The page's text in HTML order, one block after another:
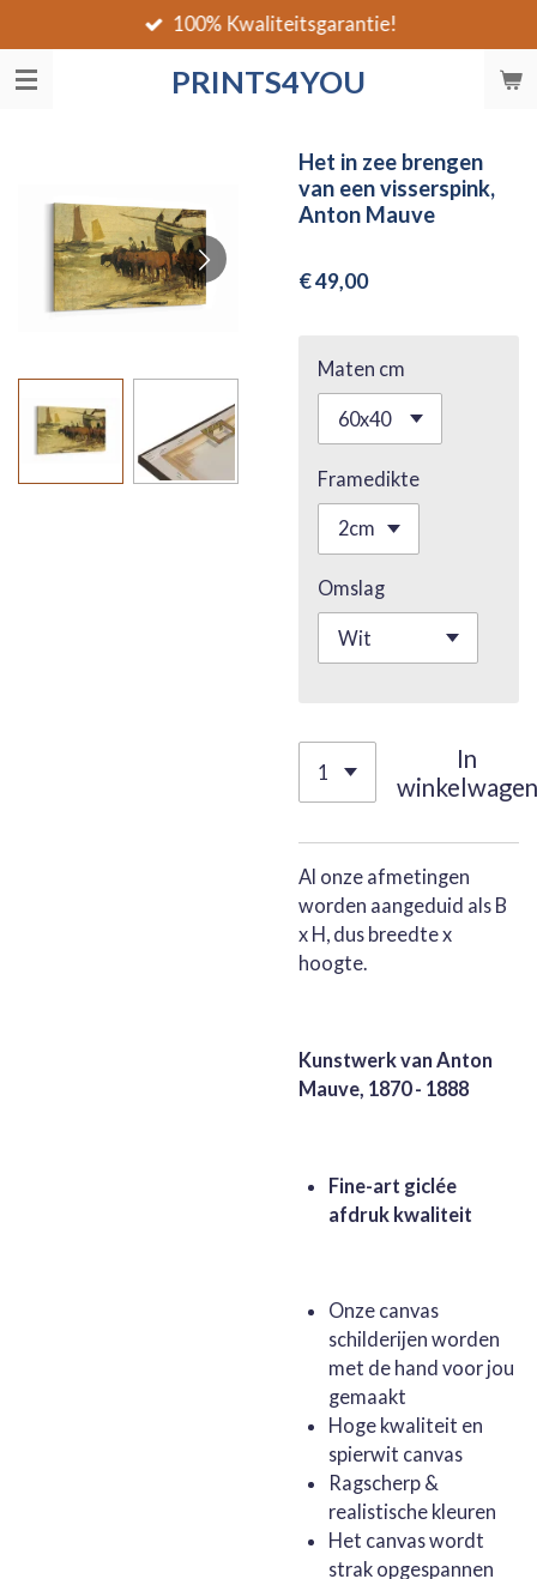
direct
naar
PRINTS4YOU
100% Kwaliteitsgarantie!
Het in zee brengen
van een visserspink,
Anton Mauve
€ 49,00
Maten cm
Framedikte
Omslag
In
winkelwagen
Al onze afmetingen
worden aangeduid als B
x H, dus breedte x
hoogte.
Kunstwerk van Anton
Mauve, 1870 - 1888
Fine-art giclée
afdruk kwaliteit
Onze canvas
schilderijen worden
met de hand voor jou
gemaakt
Hoge kwaliteit en
spierwit canvas
Ragscherp &
realistische kleuren
Het canvas wordt
strak opgespannen